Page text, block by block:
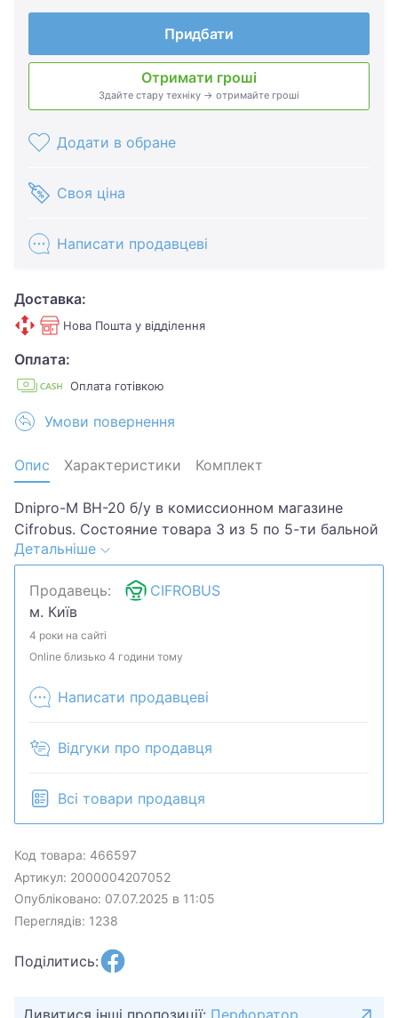
Придбати
Отримати гроші
Здайте стару техніку → отримайте гроші
Додати в обране
Своя ціна
Написати продавцеві
Доставка:
Нова Пошта у відділення
Оплата:
Оплата готівкою
Умови повернення
Опис Характеристики Комплект
Dnipro-M BH-20 б/у в комиссионном магазине
Cifrobus. Состояние товара 3 из 5 по 5-ти бальной
системе. Примечание:
Царапины,потертости,отслаивается резиновая
накладка на ручке,забита пылью кнопка ВКЛ.
Комплектация товара: Ручка.Хотите скидку?
Давайте обсудим. Предложите свою цену и мы
посмотрим, что сможем сделать.Уточняйте
может быть продан в розничном магазине.
Детальніше
Продавець:
CIFROBUS
м. Київ
4 роки на сайті
Online близько 4 години тому
Написати продавцеві
Відгуки про продавця
Всі товари продавця
Код товара: 466597
Артикул: 2000004207052
Опубліковано: 07.07.2025 в 11:05
Переглядів: 1238
Поділитись:
Дивитися інші пропозиції: Перфоратор